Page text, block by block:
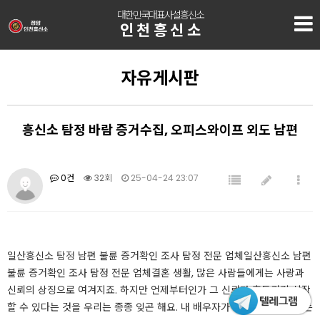
대한민국대표사설흥신소
인천흥신소
자유게시판
흥신소 탐정 바람 증거수집, 오피스와이프 외도 남편
0건 32회 25-04-24 23:07
​일산흥신소 탐정 남편 불륜 증거확인 조사 탐정 전문 업체일산흥신소 남편
불륜 증거확인 조사 탐정 전문 업체결혼 생활, 많은 사람들에게는 사랑과
신뢰의 상징으로 여겨지죠. 하지만 언제부터인가 그 신뢰가 흔들리기 시작
할 수 있다는 것을 우리는 종종 잊곤 해요. 내 배우자가 바람을 피우고 있는